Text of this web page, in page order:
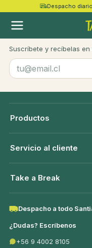
Despacho
take a
Recetas,
Suscríbete y recíbelas en
Productos
Servicio al cliente
Take a Break
Despacho a todo
¿Dudas? Escríbenos
+56 9 4002 8105